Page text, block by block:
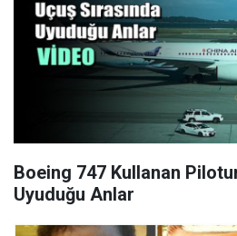
Boeing 747 Kullanan
Uyuduğu Anlar